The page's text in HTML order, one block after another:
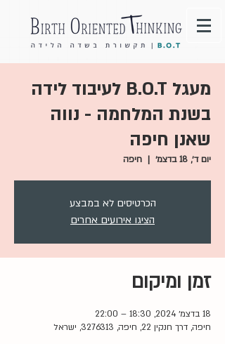
מעגל B.O.T לעיבוד לידה
בשנת המלחמה - נווה
שאנן חיפה
יום ד׳, 18 בדצמ׳
  |
חיפה
הכרטיסים לא במבצע
הציגו אירועים אחרים
זמן ומיקום
18 בדצמ׳ 2024, 18:30 – 22:00
חיפה, דרך חנקין 22, חיפה, 3276313, ישראל